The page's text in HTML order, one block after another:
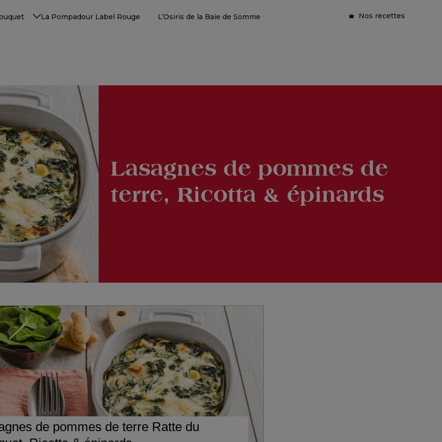
La Pompadour Label Rouge L’Osiris de la Baie de Somme Nos recettes
Lasagnes de pommes de
terre, Ricotta & épinards
de pommes de terre Ratte du